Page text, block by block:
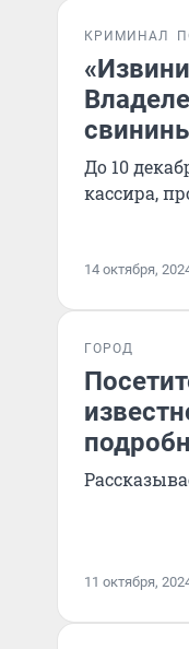
КРИМИНАЛ
До 10
кассира,
14 октября,
ГОРОД
11 октября,